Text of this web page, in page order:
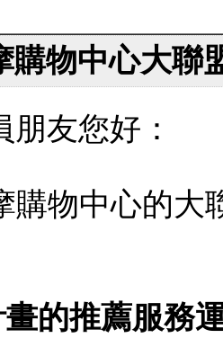
購物中心大聯
友您好：
購物中心的大
畫的推薦服務